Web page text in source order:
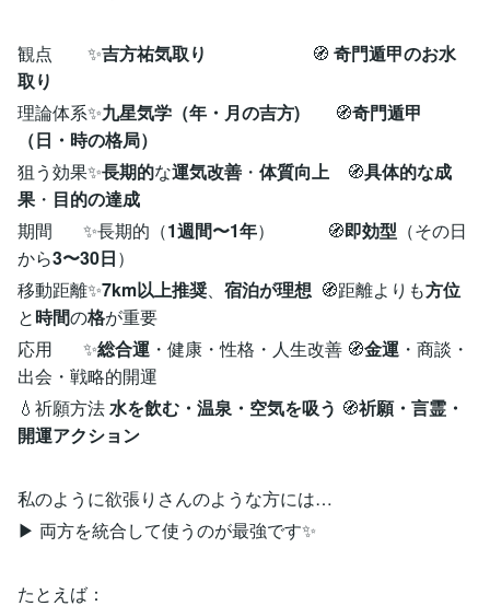
観点 ✨吉方祐気取り 🧭 奇門遁甲のお水
取り
理論体系✨九星気学（年・月の吉方) 🧭奇門遁甲
（日・時の格局）
狙う効果✨長期的な運気改善 ・ 体質向上 🧭具体的な成
果 ・ 目的の達成
期間 ✨長期的（1週間〜1年） 🧭即効型 （その日
から3〜30日）
移動距離✨7km以上推奨、 宿泊が理想 🧭距離よりも方位
と時間の格が重要
応用 ✨総合運 ・健康・性格・人生改善 🧭金運 ・商談・
出会・戦略的開運
💧祈願方法水を飲む・温泉・空気を吸う 🧭祈願・言霊・
開運アクション
私のように欲張りさんのような方には…
▶ 両方を統合して使うのが最強です✨
たとえば：